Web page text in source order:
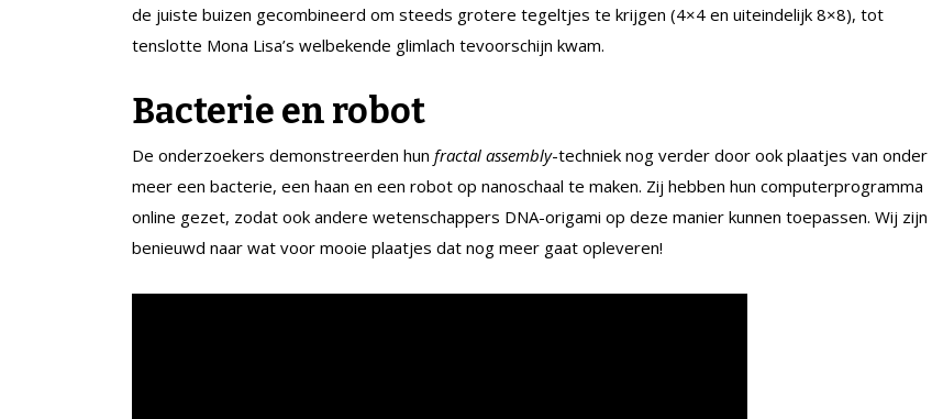
de juiste buizen gecombineerd om steeds grotere tegeltjes te krijgen (4×4 en uiteindelijk 8×8), tot
tenslotte Mona Lisa’s welbekende glimlach tevoorschijn kwam.
Bacterie en robot
De onderzoekers demonstreerden hun fractal assembly-techniek nog verder door ook plaatjes van onder
meer een bacterie, een haan en een robot op nanoschaal te maken. Zij hebben hun computerprogramma
online gezet, zodat ook andere wetenschappers DNA-origami op deze manier kunnen toepassen. Wij zijn
benieuwd naar wat voor mooie plaatjes dat nog meer gaat opleveren!